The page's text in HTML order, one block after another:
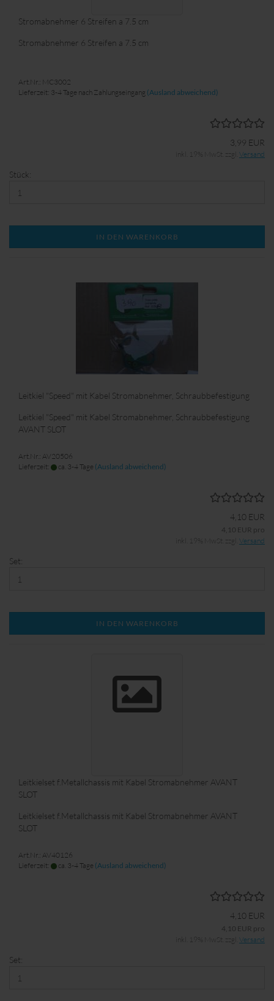
Stromabnehmer 6 Streifen a 7.5 cm
Stromabnehmer 6 Streifen a 7.5 cm
Art.Nr.: MC3002
Lieferzeit: 3-4 Tage nach Zahlungseingang (Ausland abweichend)
3,99 EUR
inkl. 19% MwSt. zzgl. Versand
Stück:
IN DEN WARENKORB
Leitkiel "Speed" mit Kabel Stromabnehmer, Schraubbefestigung
Leitkiel "Speed" mit Kabel Stromabnehmer, Schraubbefestigung
AVANT SLOT
Art.Nr.: AV20506
Lieferzeit:
ca. 3-4 Tage (Ausland abweichend)
4,10 EUR
4,10 EUR pro
inkl. 19% MwSt. zzgl. Versand
Set:
IN DEN WARENKORB
Leitkielset f.Metallchassis mit Kabel Stromabnehmer AVANT
SLOT
Leitkielset f.Metallchassis mit Kabel Stromabnehmer AVANT
SLOT
Art.Nr.: AV40126
Lieferzeit:
ca. 3-4 Tage (Ausland abweichend)
4,10 EUR
4,10 EUR pro
inkl. 19% MwSt. zzgl. Versand
Set: